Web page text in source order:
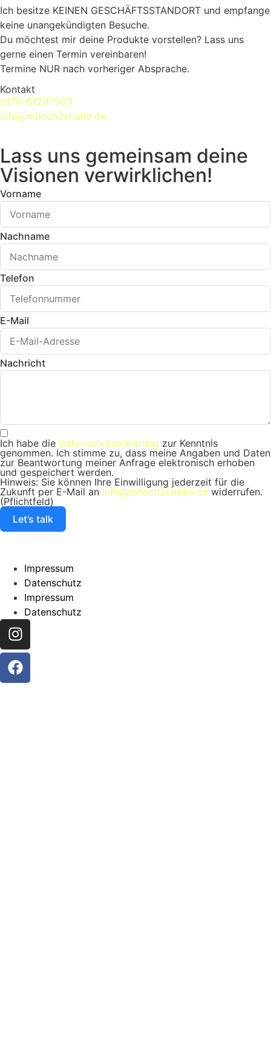
Ich besitze KEINEN GESCHÄFTSSTANDORT und empfange
keine unangekündigten Besuche.
Du möchtest mir deine Produkte vorstellen? Lass uns
gerne einen Termin vereinbaren!
Termine NUR nach vorheriger Absprache.
Kontakt
0176-61297583
info@mhoch2studio.de
Lass uns gemeinsam deine
Visionen verwirklichen!
Vorname
Nachname
Telefon
E-Mail
Nachricht
Ich habe die Datenschutzerklärung zur Kenntnis
genommen. Ich stimme zu, dass meine Angaben und Daten
zur Beantwortung meiner Anfrage elektronisch erhoben
und gespeichert werden.
Hinweis: Sie können Ihre Einwilligung jederzeit für die
Zukunft per E-Mail an info@mhoch2studio.de widerrufen.
(Pflichtfeld)
Let’s talk
Impressum
Datenschutz
Impressum
Datenschutz